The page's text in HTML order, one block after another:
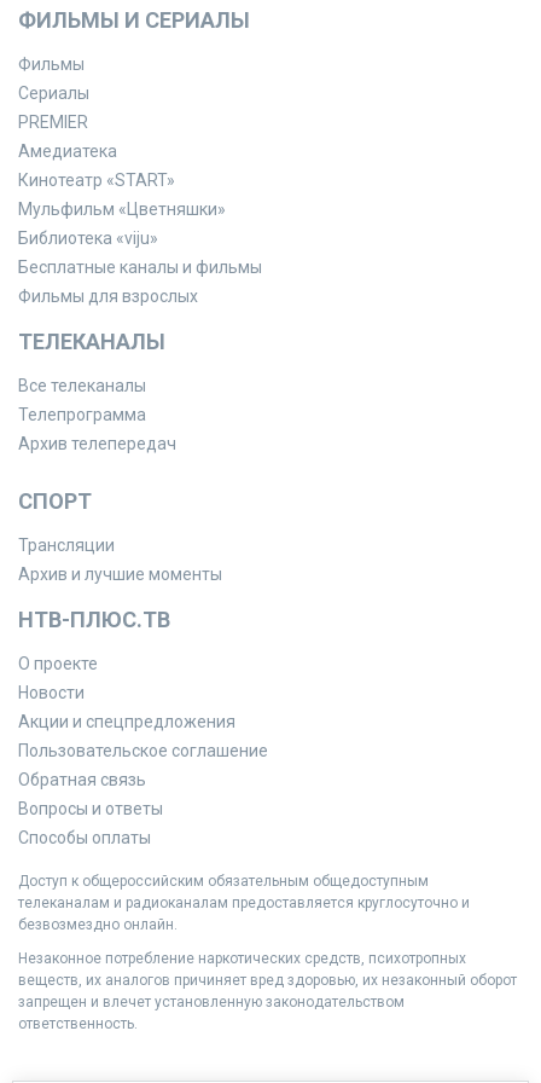
ФИЛЬМЫ И СЕРИАЛЫ
Фильмы
Сериалы
PREMIER
Амедиатека
Кинотеатр «START»
Мульфильм «Цветняшки»
Библиотека «viju»
Бесплатные каналы и фильмы
Фильмы для взрослых
ТЕЛЕКАНАЛЫ
Все телеканалы
Телепрограмма
Архив телепередач
СПОРТ
Трансляции
Архив и лучшие моменты
НТВ-ПЛЮС.ТВ
О проекте
Новости
Акции и спецпредложения
Пользовательское соглашение
Обратная связь
Вопросы и ответы
Способы оплаты
Доступ к общероссийским обязательным общедоступным
телеканалам и радиоканалам предоставляется круглосуточно и
безвозмездно онлайн.
Незаконное потребление наркотических средств, психотропных
веществ, их аналогов причиняет вред здоровью, их незаконный оборот
запрещен и влечет установленную законодательством
ответственность.